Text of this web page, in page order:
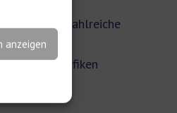
anzeigen
in zahlreiche
Grafiken
in